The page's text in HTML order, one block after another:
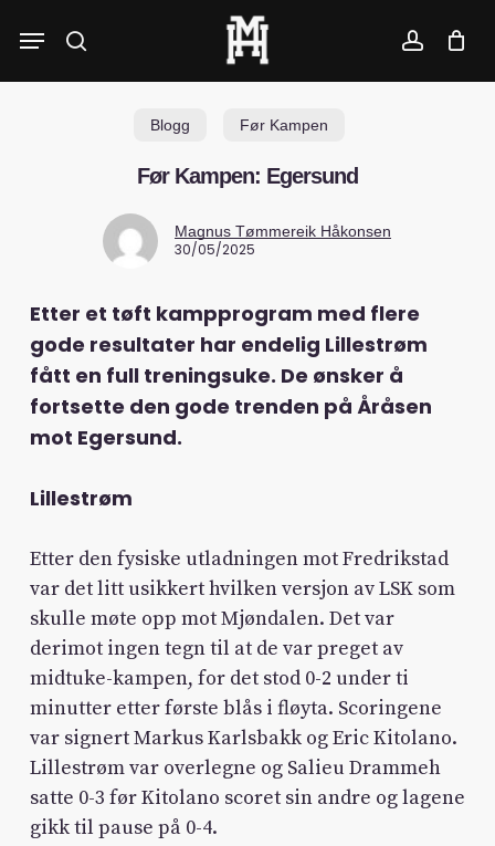
search account
Menu
Blogg Før Kampen
Før Kampen: Egersund
Magnus Tømmereik Håkonsen
30/05/2025
Etter et tøft kampprogram med flere
gode resultater har endelig Lillestrøm
fått en full treningsuke. De ønsker å
fortsette den gode trenden på Åråsen
mot Egersund.
Lillestrøm
Etter den fysiske utladningen mot Fredrikstad
var det litt usikkert hvilken versjon av LSK som
skulle møte opp mot Mjøndalen. Det var
derimot ingen tegn til at de var preget av
midtuke-kampen, for det stod 0-2 under ti
minutter etter første blås i fløyta. Scoringene
var signert Markus Karlsbakk og Eric Kitolano.
Lillestrøm var overlegne og Salieu Drammeh
satte 0-3 før Kitolano scoret sin andre og lagene
gikk til pause på 0-4.